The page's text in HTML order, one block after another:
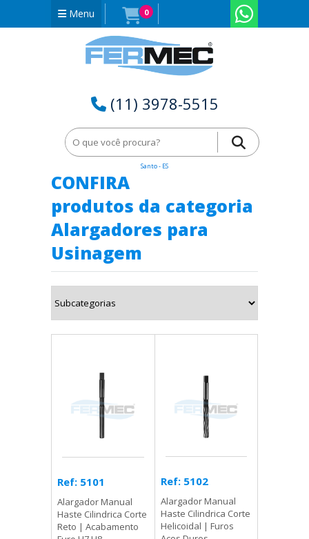
Menu 0
(11) 3978-5515
Home
Alargadores para Usinagem em Itapemirim - Espírito
Santo - ES
CONFIRA
produtos da categoria
Alargadores para
Usinagem
Ref: 5101
Alargador Manual
Haste Cilindrica Corte
Reto | Acabamento
Ref: 5102
Alargador Manual
Haste Cilindrica Corte
Helicoidal | Furos